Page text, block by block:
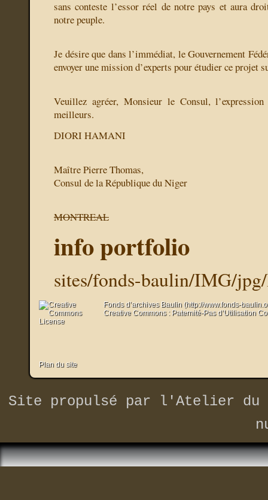
sans conteste l’essor réel de notre pays et aura
notre peuple.
Je désire que dans l’immédiat, le Gouvernement
envoyer une mission d’experts pour étudier ce projet
Veuillez agréer, Monsieur le Consul,
meilleurs.
DIORI HAMANI
Maître Pierre Thomas,
Consul de la République du Niger
MONTREAL
info portfolio
sites/fonds-baulin/IMG/
Fonds d’archives Baulin (http://www.fonds-
Creative Commons : Paternité-Pas d’Utilisation
Plan du site
Site propulsé par
l'Atelier du